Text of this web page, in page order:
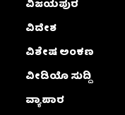
ವಿಜಯಪುರ
ವಿದೇಶ
ವಿಶೇಷ ಅಂಕಣ
ವೀಡಿಯೊ ಸುದ್ದಿ
ವ್ಯಾಪಾರ